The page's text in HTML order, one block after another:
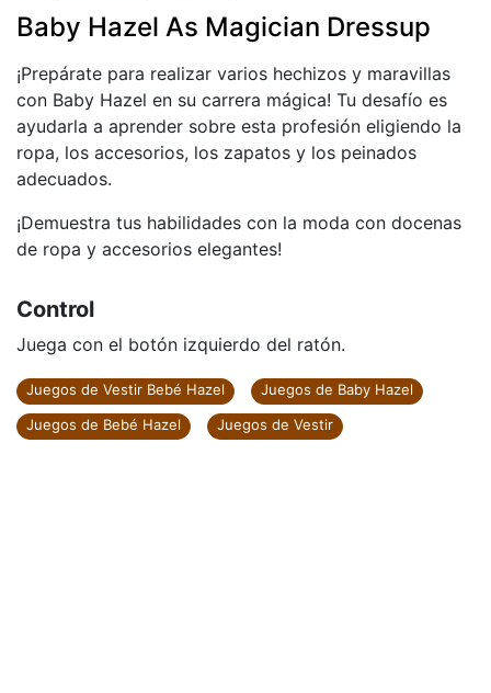
Baby Hazel As Magician Dressup
¡Prepárate para realizar varios hechizos y maravillas
con Baby Hazel en su carrera mágica! Tu desafío es
ayudarla a aprender sobre esta profesión eligiendo la
ropa, los accesorios, los zapatos y los peinados
adecuados.
¡Demuestra tus habilidades con la moda con docenas
de ropa y accesorios elegantes!
Control
Juega con el botón izquierdo del ratón.
Juegos de Vestir Bebé Hazel
Juegos de Baby Hazel
Juegos de Bebé Hazel
Juegos de Vestir